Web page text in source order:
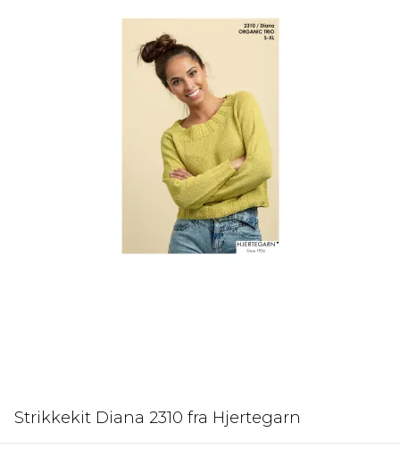
Strikkekit Diana 2310 fra Hjertegarn